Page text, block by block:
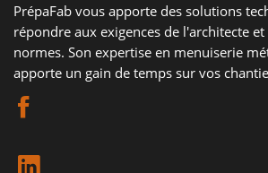
PrépaFab vous apporte des solutions
répondre aux exigences de l'architecte
normes. Son expertise en menuiserie
apporte un gain de temps sur vos